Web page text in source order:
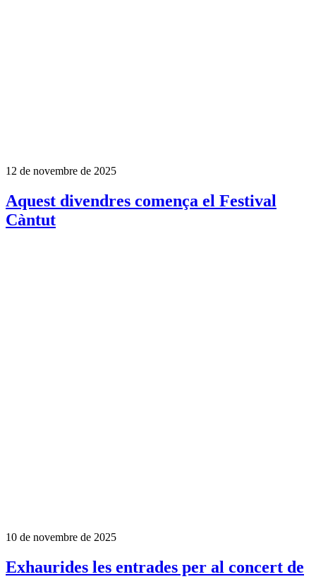
12 de novembre de 2025
Aquest divendres comença el Festival
Càntut
10 de novembre de 2025
Exhaurides les entrades per al concert de